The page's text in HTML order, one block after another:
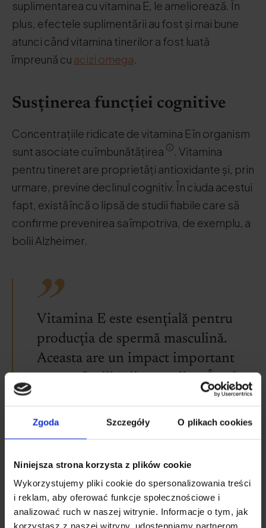
Zgoda Szczegóły O plikach cookies
Niniejsza strona korzysta z plików cookie
Wykorzystujemy pliki cookie do spersonalizowania treści
i reklam, aby oferować funkcje społecznościowe i
analizować ruch w naszej witrynie. Informacje o tym, jak
korzystasz z naszej witryny, udostępniamy partnerom
suplimentarea cu vitamina E, le ameliorează. În
plus, efectele suplimentării au fost și mai bune
atunci când vitamina tinerilor a fost luată
împreună cu acizi omega.
Susținerea funcției cognitive
Concentrațiile ridicate de vitamina E în organism
sunt asociate cu îmbunătățirea
. Vitamina
pentru tineret are proprietăți antioxidante și, prin
urmare, previne declinul cognitiv. În ciuda acestui
fapt, există încă o lipsă de studii fiabile care să
confirme prevenirea sa împotriva, de exemplu, a
bolii Alzheimer.
Vitamina E este esențială pentru
producția de spermă masculină.
Aceasta are un impact important
asupra fertilității masculine. În plus,
are o funcție importantă în sinteza
factorilor anticoagulanți și reduce
agregarea plachetară.
clinician
Cum mai acționează vitamina E?